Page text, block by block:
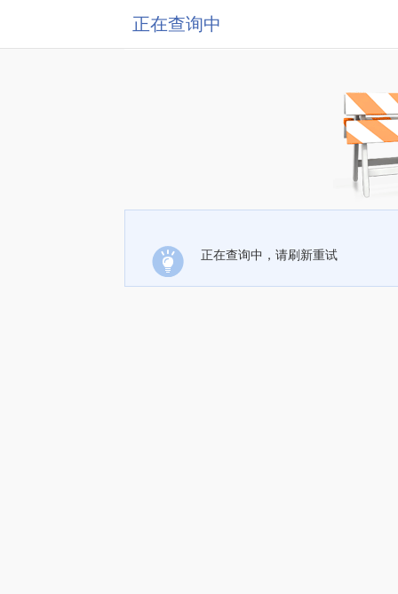
正在查询中
正在查询中，请刷新重试